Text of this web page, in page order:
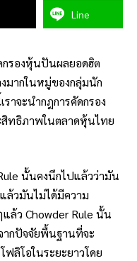
Line
กรองหุ้นปันผลยอดฮิต
มากในหมู่ของกลุ่มนัก
าจะนำกฎการคัดกรอง
สิทธิภาพในตลาดหุ้นไทย
นั้นคงนึกไปแล้วว่ามัน
ล้วมันไม่ได้มีความ
แล้ว Chowder Rule นั้น
กปัจจัยพื้นฐานที่จะ
ลิโอในระยะยาวโดย